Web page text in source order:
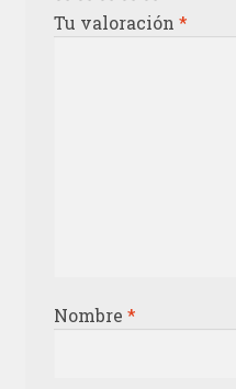
Tu valoración *
Nombre *